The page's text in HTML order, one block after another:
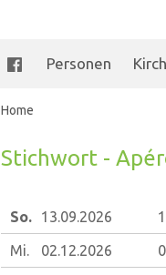
Personen
Home
Stichwort -
So. 13.09.2026
Mi. 02.12.2026